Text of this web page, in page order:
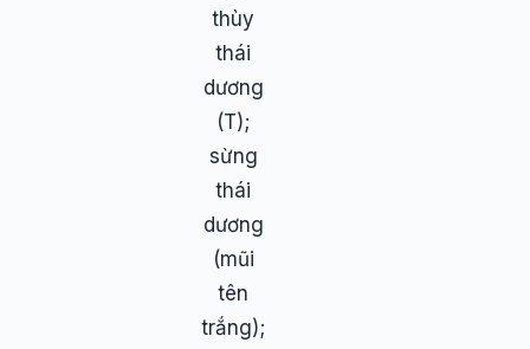
thùy
thái
dương
(T);
sừng
thái
dương
(mũi
tên
trắng);